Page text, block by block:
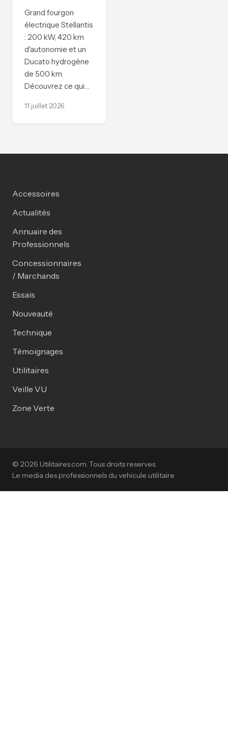
Grand fourgon
électrique Stellantis
: 200 kW, 420 km
d'autonomie et un
Ducato hydrogène
de 500 km.
Découvrez ce qui…
11 juillet 2026
Accessoires
Actualités
Annuaire des
Professionnels
Concessionnaires
/ Marchands
Essais
Nouveauté
Technique
Témoignages
Utilitaires
Veille VU
Zone Verte
© 2026 Utilitaires.com. Tous droits reserves.
Le media des professionnels du vehicule utilitaire